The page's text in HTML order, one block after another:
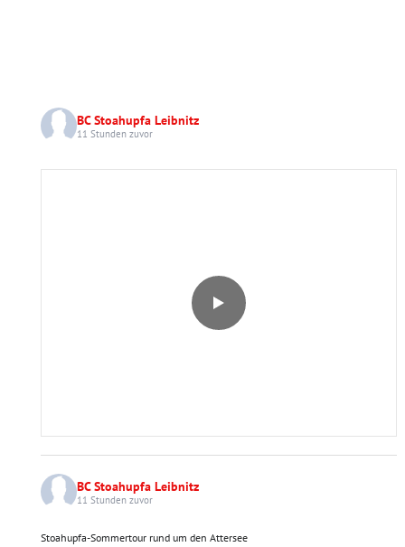
BC Stoahupfa Leibnitz
11 Stunden zuvor
BC Stoahupfa Leibnitz
11 Stunden zuvor
Stoahupfa-Sommertour rund um den Attersee